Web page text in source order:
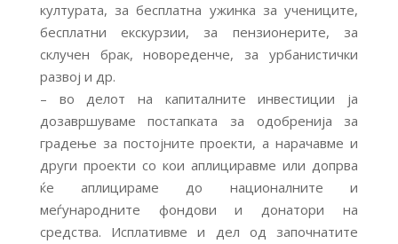
културата, за бесплатна ужинка за учениците,
бесплатни екскурзии, за пензионерите, за
склучен брак, новореденче, за урбанистички
развој и др.
– во делот на капиталните инвестиции ја
дозавршуваме постапката за одобренија за
градење за постојните проекти, а нарачавме и
други проекти со кои аплициравме или допрва
ќе аплицираме до националните и
меѓународните фондови и донатори на
средства. Исплативме и дел од започнатите